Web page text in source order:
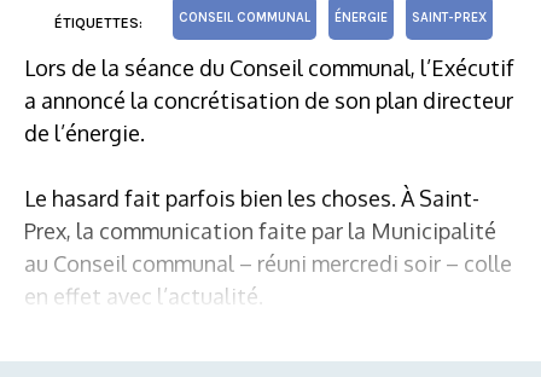
ÉTIQUETTES: CONSEIL COMMUNAL ÉNERGIE SAINT-PREX
Lors de la séance du Conseil communal, l’Exécutif
a annoncé la concrétisation de son plan directeur
de l’énergie.
Le hasard fait parfois bien les choses. À Saint-
Prex, la communication faite par la Municipalité
au Conseil communal – réuni mercredi soir – colle
en effet avec l’actualité.